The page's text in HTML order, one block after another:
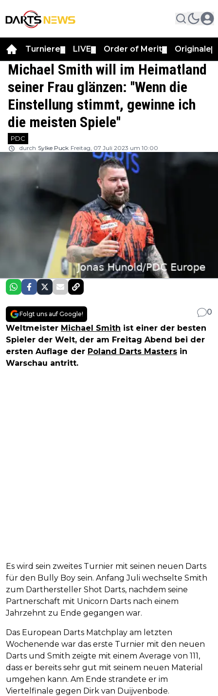
Turniere LIVE Order of Merit Originale
Michael Smith will im Heimatland
seiner Frau glänzen: ''Wenn die
Einstellung stimmt, gewinne ich
die meisten Spiele''
PDC
durch Sylke Puck Freitag, 07 Juli 2023 um 10:00
Folgt uns auf Google!
0
Weltmeister Michael Smith ist einer der besten
Spieler der Welt, der am Freitag Abend bei der
ersten Auflage der Poland Darts Masters in
Warschau antritt.
Es wird sein zweites Turnier mit seinen neuen Darts
für den Bully Boy sein. Anfang Juli wechselte Smith
zum Darthersteller Shot Darts, nachdem seine
Partnerschaft mit Unicorn Darts nach einem
Jahrzehnt zu Ende gegangen war.
Das European Darts Matchplay am letzten
Wochenende war das erste Turnier mit den neuen
Darts und Smith zeigte mit einem Average von 111,
dass er bereits sehr gut mit seinem neuen Material
umgehen kann. Am Ende strandete er im
Viertelfinale gegen Dirk van Duijvenbode.